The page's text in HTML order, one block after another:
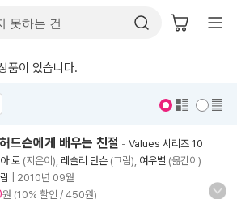
품이 있습니다.
드슨에게 배우는 친절 - Values 시리즈 10
로 (지은이), 레슬리 단슨 (그림), 여우별 (옮긴이)
2010년 09월
원 (10% 할인 / 450원)